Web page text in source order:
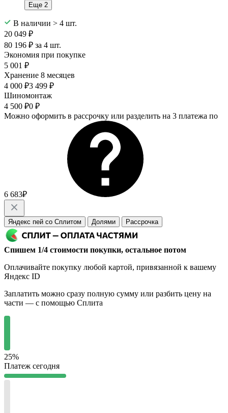
Еще 2
В наличии > 4 шт.
20 049 ₽
80 196 ₽ за 4 шт.
Экономия при покупке
5 001 ₽
Хранение 8 месяцев
4 000 ₽3 499 ₽
Шиномонтаж
4 500 ₽0 ₽
Можно оформить в рассрочку или разделить на 3 платежа по
6 683₽
Яндекс пей со Сплитом Долями Рассрочка
Спишем 1/4 стоимости покупки, остальное потом
Оплачивайте покупку любой картой, привязанной к вашему
Яндекс ID
Заплатить можно сразу полную сумму или разбить цену на
части — с помощью Сплита
25%
Платеж сегодня